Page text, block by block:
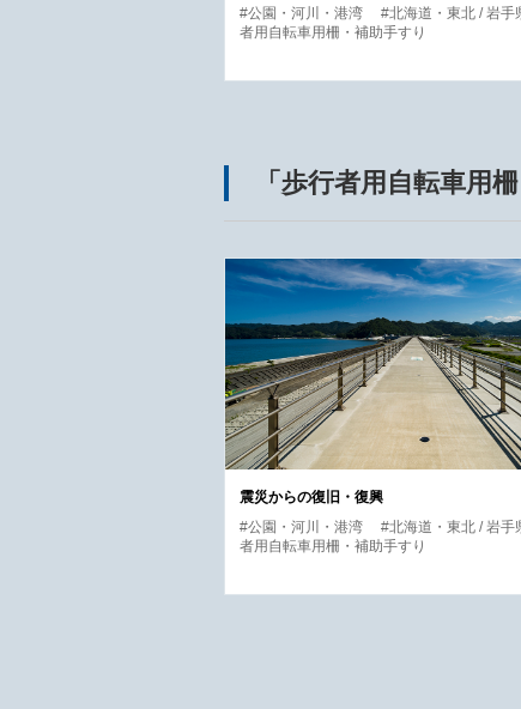
#公園・河川・港湾
#北海道・東北 / 岩手
者用自転車用柵・補助手すり
「歩行者用自転車用
震災からの復旧・復興
#公園・河川・港湾
#北海道・東北 / 岩手
者用自転車用柵・補助手すり